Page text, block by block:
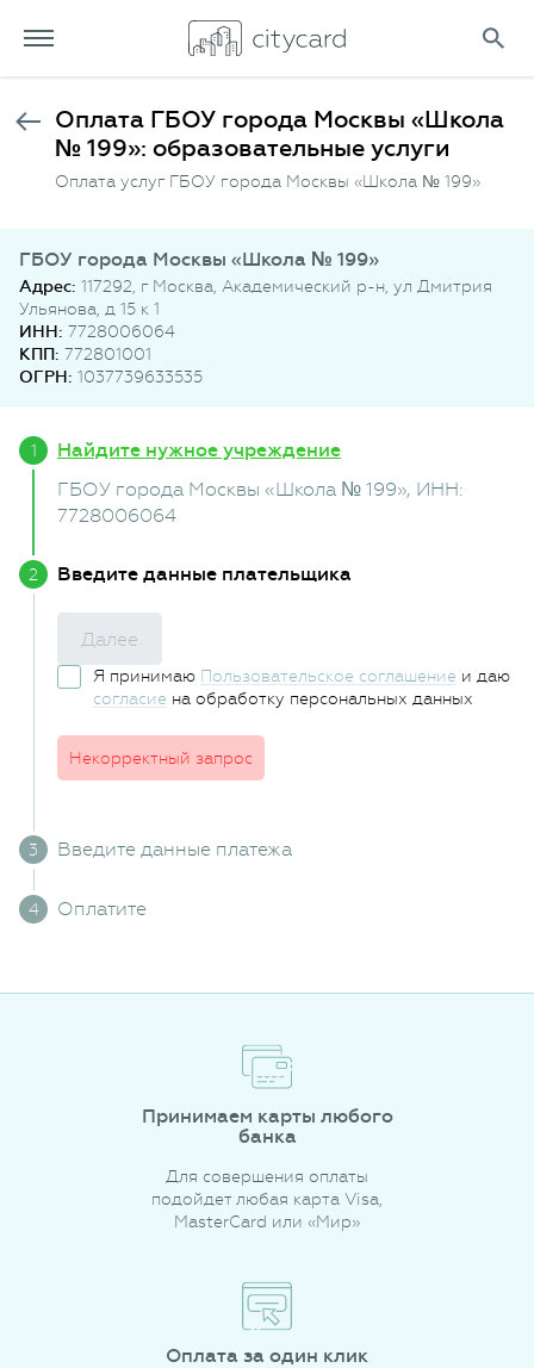
Оплата ГБОУ города Москвы «Школа
№ 199»: образовательные услуги
Оплата услуг ГБОУ города Москвы «Школа № 199»
ГБОУ города Москвы «Школа № 199»
Адрес: 117292, г Москва, Академический р-н, ул Дмитрия
Ульянова, д 15 к 1
ИНН: 7728006064
КПП: 772801001
ОГРН: 1037739633535
Найдите нужное учреждение
ГБОУ города Москвы «Школа № 199», ИНН:
7728006064
Введите данные плательщика
Далее
Я принимаю Пользовательское соглашение и даю
согласие на обработку персональных данных
Некорректный запрос
Введите данные платежа
Оплатите
Принимаем карты любого
банка
Для совершения оплаты
подойдет любая карта Visa,
MasterCard или «Мир»
Оплата за один клик